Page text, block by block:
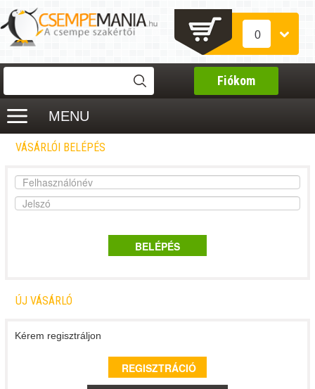
0
Fiókom
MENU
VÁSÁRLÓI BELÉPÉS
ÚJ VÁSÁRLÓ
Kérem regisztráljon